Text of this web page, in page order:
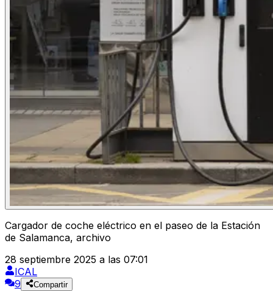
Cargador de coche eléctrico en el paseo de la Estación
de Salamanca, archivo
28 septiembre 2025 a las 07:01
ICAL
9
Compartir